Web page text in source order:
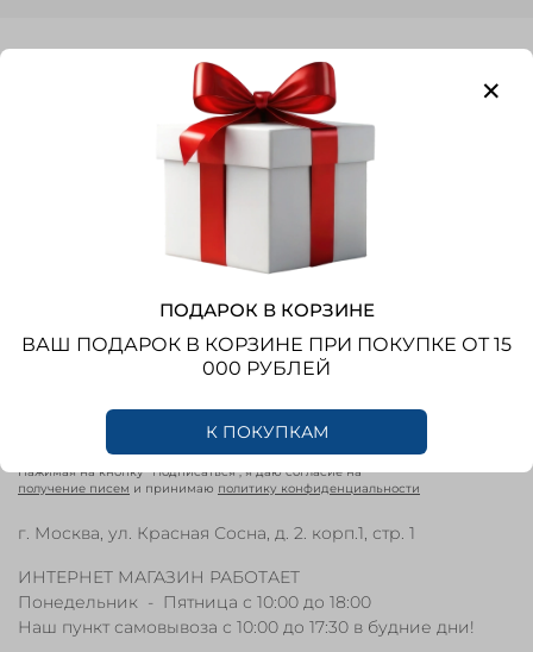
Получайте новости
Новинки, распродажи, эксклюзивные
ПОДПИСАТЬСЯ
Нажимая на кнопку "Подписаться", я даю согласие на
получение писем и принимаю политику конфиденциальности
г. Москва, ул. Красная Сосна, д. 2. корп.1, стр. 1
ИНТЕРНЕТ МАГАЗИН РАБОТАЕТ
Понедельник - Пятница с 10:00 до 18:00
Наш пункт самовывоза с 10:00 до 17:30 в будние дни!
ПОДАРОК В КОРЗИНЕ
ВАШ ПОДАРОК В КОРЗИНЕ ПРИ ПОКУПКЕ ОТ 15
000 РУБЛЕЙ
К ПОКУПКАМ